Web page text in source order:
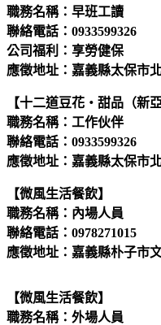
職務名稱：早班工讀
聯絡電話：0933599326
公司福利：享勞健保
應徵地址：嘉義縣太保市
【十二道豆花‧甜品（新
職務名稱：工作伙伴
聯絡電話：0933599326
應徵地址：嘉義縣太保市
【微風生活餐飲】
職務名稱：內場人員
聯絡電話：0978271015
應徵地址：嘉義縣朴子市
【微風生活餐飲】
職務名稱：外場人員